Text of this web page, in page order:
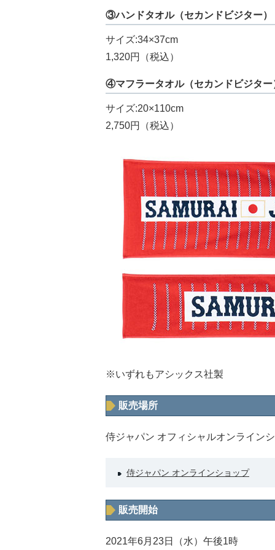
③ハンドタオル（セカンドビジター）
サイズ:34×37cm
1,320円（税込）
④マフラータオル（セカンドビジター
サイズ:20×110cm
2,750円（税込）
※いずれもアシックス社製
販売場所
侍ジャパン オフィシャルオンライン
侍ジャパン オンラインショップ
販売開始
2021年6月23日（水）午後1時